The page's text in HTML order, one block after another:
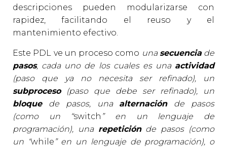
descripciones pueden modularizarse con
rapidez, facilitando el reuso y el
mantenimiento efectivo.
Este PDL ve un proceso como unasecuenciade
pasos, cada uno de los cuales es una actividad
(paso que ya no necesita ser refinado), un
subproceso(paso que debe ser refinado), un
bloquede pasos, una alternaciónde pasos
(como un “switch ” en un lenguaje de
programación), una repeticiónde pasos (como
un “while ” en un lenguaje de programación), o